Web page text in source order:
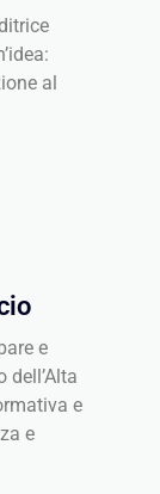
al
e
dell’Alta
e
e